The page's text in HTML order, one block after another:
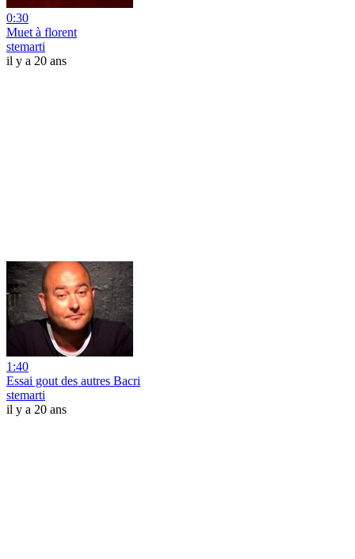
0:30
Muet à florent
stemarti
il y a 20 ans
1:40
Essai gout des autres Bacri
stemarti
il y a 20 ans